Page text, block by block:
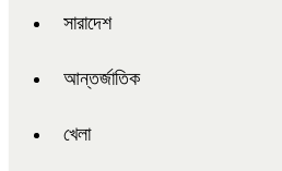
সারাদেশ
আন্তর্জাতিক
খেলা